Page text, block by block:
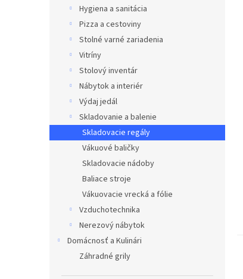
Hygiena a sanitácia
Pizza a cestoviny
Stolné varné zariadenia
Vitríny
Stolový inventár
Nábytok a interiér
Výdaj jedál
Skladovanie a balenie
Skladovacie regály
Vákuové baličky
Skladovacie nádoby
Baliace stroje
Vákuovacie vrecká a fólie
Vzduchotechnika
Nerezový nábytok
Domácnosť a Kulinári
Záhradné grily